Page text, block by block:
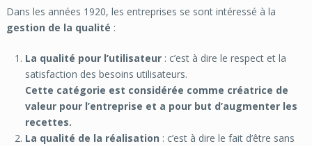
Dans les années 1920, les entreprises se sont intéressé à la
gestion de la qualité :
La qualité pour l’utilisateur: c’est à dire le respect et la
satisfaction des besoins utilisateurs.
Cette catégorie est considérée comme créatrice de
valeur pour l’entreprise et a pour but d’augmenter les
recettes.
La qualité de la réalisation : c’est à dire le fait d’être sans